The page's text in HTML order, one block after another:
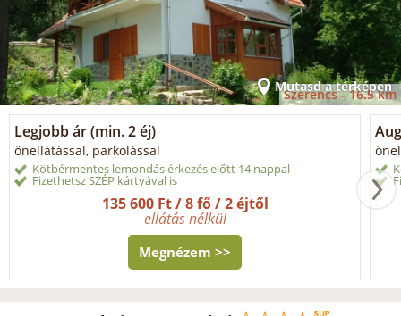
Mutasd a térképen
Szerencs -16.5 km
Legjobb ár (min. 2 éj)
önellátással, parkolással
Kötbérmentes lemondás érkezés előtt 14 nappal
Fizethetsz SZÉP kártyával is
135 600 Ft / 8 fő / 2 éjtől
ellátás nélkül
Megnézem >>